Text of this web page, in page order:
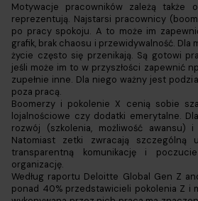
Motywacje pracowników zależą także
reprezentują. Najstarsi pracownicy
po pracy spokoju. A to może im
grafik, brak chaosu i przewidywalność. Dla
życie często się przenikają. Są gotowi
jeśli może im to w przyszłości zapewnić
zupełnie inne. Dla niego ważny jest
poza pracą.
Boomerzy i pokolenie X cenią sobie
lojalnościowe czy dodatki emerytalne.
rozwój (szkolenia, możliwość awansu)
Natomiast zetki zwracają szczególną
transparentną komunikację i
organizację.
Według raportu Deloitte Global Gen Z
ponad 40% przedstawicieli pokolenia Z i